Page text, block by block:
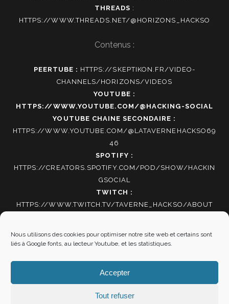
Nous utilisons des cookies pour optimiser notre site web et certains sont
liés à Google fonts, au lecteur Youtube, et les statistiques.
Accepter
Tout refuser
THREADS :
HTTPS://WWW.THREADS.NET/@HORIZONS_HACKSO
Contenus :
PEERTUBE : HTTPS://SKEPTIKON.FR/VIDEO-
CHANNELS/HORIZONS/VIDEOS
YOUTUBE :
HTTPS://WWW.YOUTUBE.COM/@HACKING-SOCIAL
YOUTUBE CHAINE SECONDAIRE :
HTTPS://WWW.YOUTUBE.COM/@LATAVERNEHACKSO69
46
SPOTIFY :
HTTPS://CREATORS.SPOTIFY.COM/POD/SHOW/HACKIN
GSOCIAL
TWITCH :
HTTPS://WWW.TWITCH.TV/TAVERNE_HACKSO/ABOUT
Mentions Légales|Politique de cookies